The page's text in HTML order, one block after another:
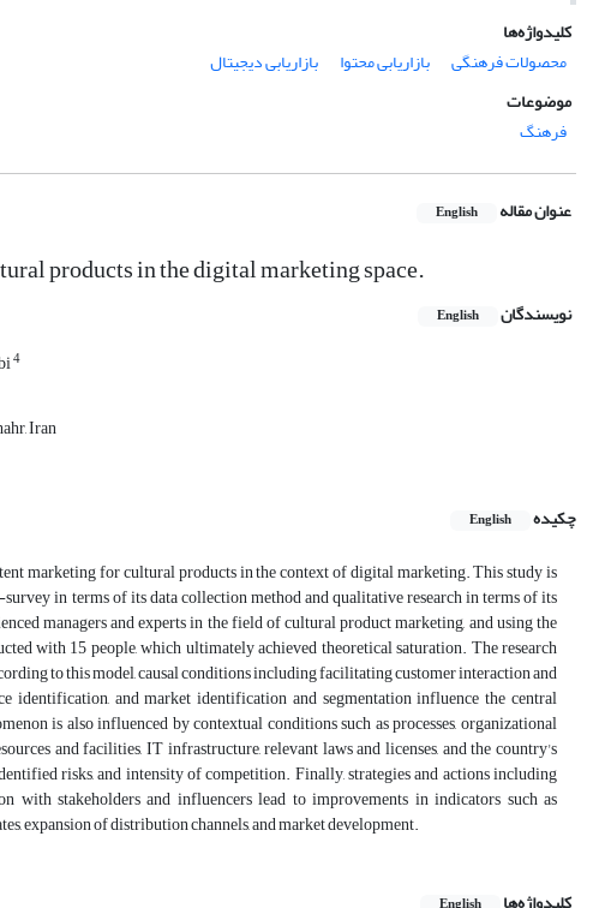
کلیدواژه‌ها
محصولات فرهنگی
بازاریابی محتوا
بازاریابی دیجیتال
موضوعات
فرهنگ
عنوان مقاله English
products in the digital marketing space.
نویسندگان English
4
Iran
چکیده
English
marketing for cultural products in the context of digital marketing. This study is
in terms of its data collection method and qualitative research in terms of its
managers and experts in the field of cultural product marketing, and using the
with 15 people, which ultimately achieved theoretical saturation. The research
to this model, causal conditions including facilitating customer interaction and
identification, and market identification and segmentation influence the central
is also influenced by contextual conditions such as processes, organizational
and facilities, IT infrastructure, relevant laws and licenses, and the country's
risks, and intensity of competition. Finally, strategies and actions including
with stakeholders and influencers lead to improvements in indicators such as
expansion of distribution channels, and market development.